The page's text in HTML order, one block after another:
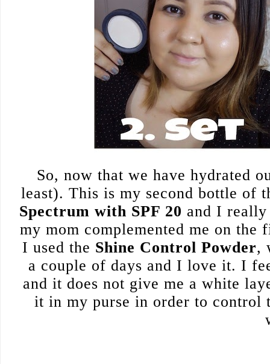
So, now that we have hydrated
least). This is my second bottle of
Spectrum with SPF 20 and I
my mom complemented me on
I used the Shine Control Powder,
a couple of days and I love it. I
and it does not give me a white
it in my purse in order to control